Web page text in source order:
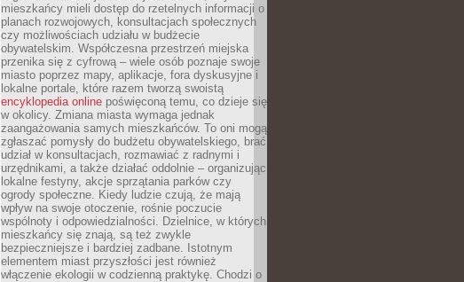
mieszkańcy mieli dostęp do rzetelnych informacji o
planach rozwojowych, konsultacjach społecznych
czy możliwościach udziału w budżecie
obywatelskim. Współczesna przestrzeń miejska
przenika się z cyfrową – wiele osób poznaje swoje
miasto poprzez mapy, aplikacje, fora dyskusyjne i
lokalne portale, które razem tworzą swoistą
encyklopedia online poświęconą temu, co dzieje się
w okolicy. Zmiana miasta wymaga jednak
zaangażowania samych mieszkańców. To oni mogą
zgłaszać pomysły do budżetu obywatelskiego, brać
udział w konsultacjach, rozmawiać z radnymi i
urzędnikami, a także działać oddolnie – organizując
lokalne festyny, akcje sprzątania parków czy
ogrody społeczne. Kiedy ludzie czują, że mają
wpływ na swoje otoczenie, rośnie poczucie
wspólnoty i odpowiedzialności. Dzielnice, w których
mieszkańcy się znają, są też zwykle
bezpieczniejsze i bardziej zadbane. Istotnym
elementem miast przyszłości jest również
włączenie ekologii w codzienną praktykę. Chodzi o